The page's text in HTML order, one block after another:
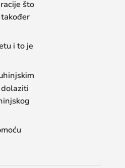
što
i to je